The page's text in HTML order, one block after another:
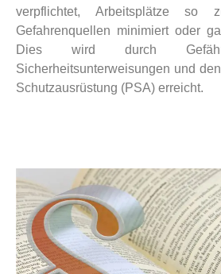
verpflichtet, Arbeitsplätze so
Gefahrenquellen minimiert oder
Dies wird durch
Sicherheitsunterweisungen und
Schutzausrüstung (PSA) erreicht.